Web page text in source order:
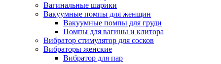
Вагинальные шарики
Вакуумные помпы для женщин
Вакуумные помпы для груди
Помпы для вагины и клитора
Вибратор стимулятор для сосков
Вибраторы женские
Вибратор для пар